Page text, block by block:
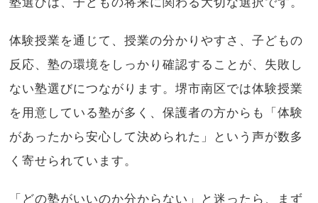
体験授業を通じて、授業の分かりやすさ、子どもの
反応、塾の環境をしっかり確認することが、失敗し
ない塾選びにつながります。堺市南区では体験授業
を用意している塾が多く、保護者の方からも「体験
があったから安心して決められた」という声が数多
く寄せられています。
「どの塾がいいのか分からない」と迷ったら、まず